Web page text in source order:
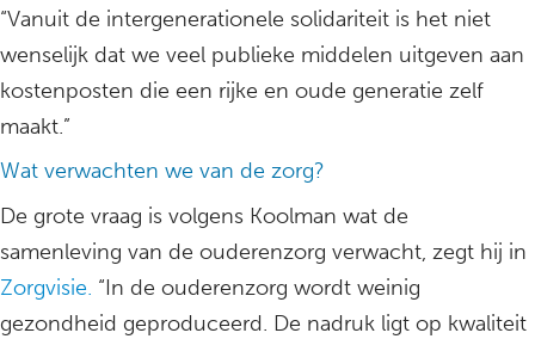
“Vanuit de intergenerationele solidariteit is het niet
wenselijk dat we veel publieke middelen uitgeven aan
kostenposten die een rijke en oude generatie zelf
maakt.”
Wat verwachten we van de zorg?
De grote vraag is volgens Koolman wat de
samenleving van de ouderenzorg verwacht, zegt hij in
Zorgvisie. “In de ouderenzorg wordt weinig
gezondheid geproduceerd. De nadruk ligt op kwaliteit